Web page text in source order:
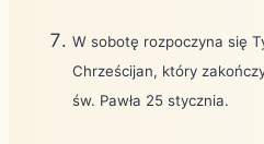
W sobotę rozpoczyna się
Chrześcijan, który
św. Pawła 25 stycznia.